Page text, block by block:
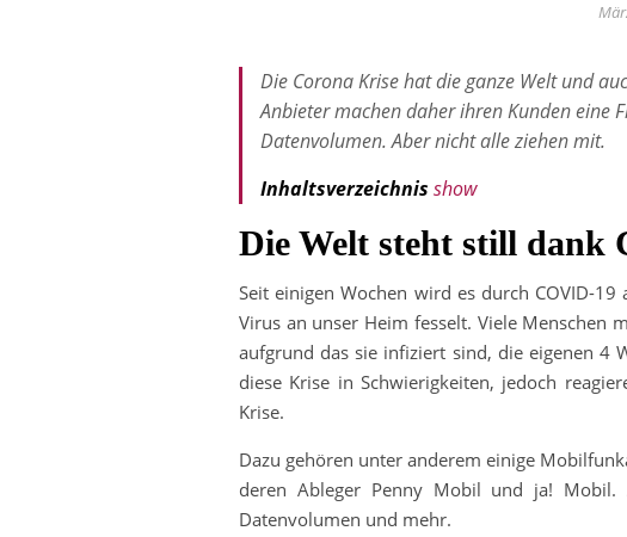
Die Corona Krise hat die ganze Welt und
Anbieter machen daher ihren Kunden eine
Datenvolumen. Aber nicht alle ziehen mit.
Inhaltsverzeichnis show
Die Welt steht still dank
Seit einigen Wochen wird es durch COVID-
Virus an unser Heim fesselt. Viele Menschen
aufgrund das sie infiziert sind, die eigenen 4
diese Krise in Schwierigkeiten, jedoch
Krise.
Dazu gehören unter anderem einige
deren Ableger Penny Mobil und ja!
Datenvolumen und mehr.